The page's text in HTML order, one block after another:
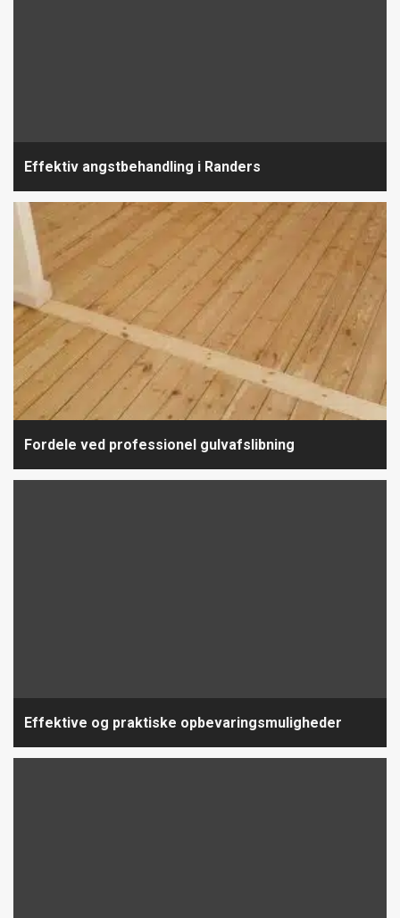
Effektiv angstbehandling i Randers
Fordele ved professionel gulvafslibning
Effektive og praktiske opbevaringsmuligheder